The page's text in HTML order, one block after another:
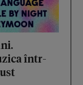
într-